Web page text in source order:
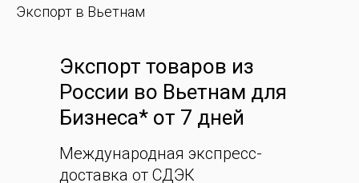
Экспорт в Вьетнам
Экспорт товаров из
России во Вьетнам для
Бизнеса* от 7 дней
Международная экспресс-
доставка от СДЭК